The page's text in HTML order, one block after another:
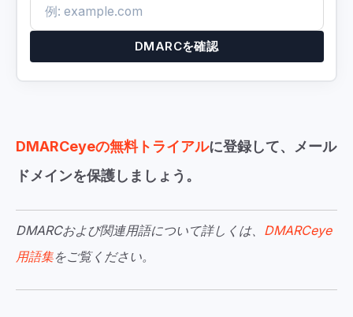
DMARCを確認
DMARCeyeの無料トライアルに登録して、メール
ドメインを保護しましょう。
DMARCおよび関連用語について詳しくは、 DMARCeye
用語集をご覧ください。